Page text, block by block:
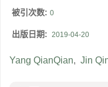
被引次数: 0
出版日期: 2019-04-20
Yang QianQian, Jin